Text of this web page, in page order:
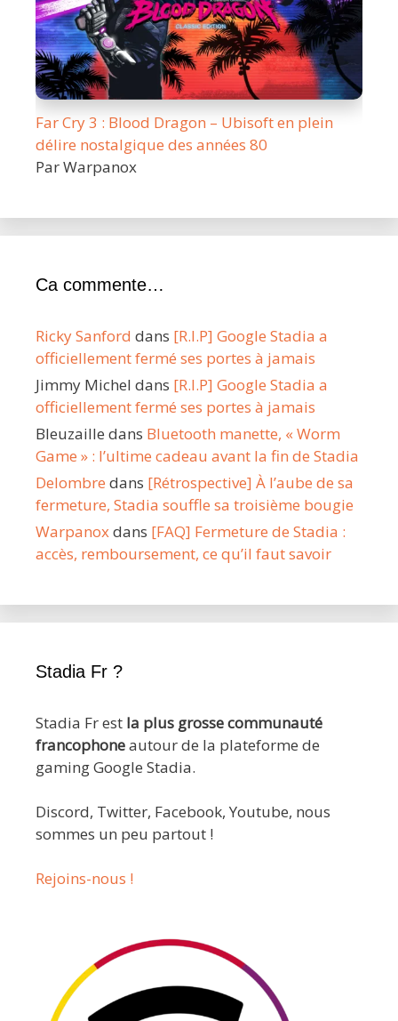
Far Cry 3 : Blood Dragon – Ubisoft en plein
délire nostalgique des années 80
Par Warpanox
Ca commente…
Ricky Sanford dans [R.I.P] Google Stadia a
officiellement fermé ses portes à jamais
Jimmy Michel dans [R.I.P] Google Stadia a
officiellement fermé ses portes à jamais
Bleuzaille dans Bluetooth manette, « Worm
Game » : l’ultime cadeau avant la fin de Stadia
Delombre dans [Rétrospective] À l’aube de sa
fermeture, Stadia souffle sa troisième bougie
Warpanoxdans [FAQ] Fermeture de Stadia :
accès, remboursement, ce qu’il faut savoir
Stadia Fr ?
Stadia Fr est la plus grosse communauté
francophoneautour de la plateforme de
gaming Google Stadia.
Discord, Twitter, Facebook, Youtube, nous
sommes un peu partout !
Rejoins-nous !